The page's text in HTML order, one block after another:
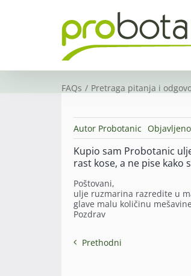
FAQs Pretraga pitanja i
Autor Probotanic
Kupio sam Probotanic
rast kose, a ne pise kako
Poštovani,
ulje ruzmarina razredite u
glave malu količinu
Pozdrav
Prethodni